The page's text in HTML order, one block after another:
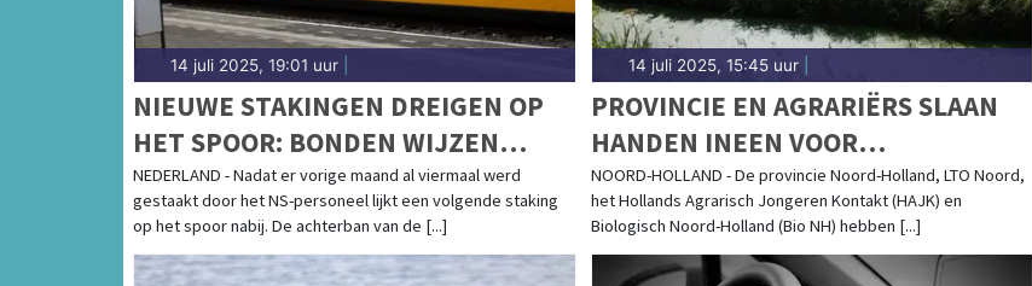
14 juli 2025, 19:01 uur
NIEUWE STAKINGEN DREIGEN OP
HET SPOOR: BONDEN WIJZEN
EINDAANBOD NS AF
NEDERLAND - Nadat er vorige maand al viermaal werd
gestaakt door het NS-personeel lijkt een volgende staking
op het spoor nabij. De achterban van de [...]
14 juli 2025, 15:45 uur|
PROVINCIE EN AGRARIËRS SLAAN
HANDEN INEEN VOOR
STIKSTOFAANPAK EN
NATUURHERSTEL
NOORD-HOLLAND - De provincie Noord-Holland, LTO Noord,
het Hollands Agrarisch Jongeren Kontakt (HAJK) en
Biologisch Noord-Holland (Bio NH) hebben [...]